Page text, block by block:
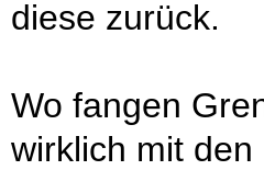
diese zurück.
Wo fangen
wirklich mit